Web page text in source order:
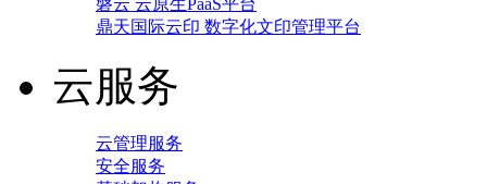
磐云 云原生PaaS平台
鼎天国际云印 数字化文印管理平台
云服务
云管理服务
安全服务